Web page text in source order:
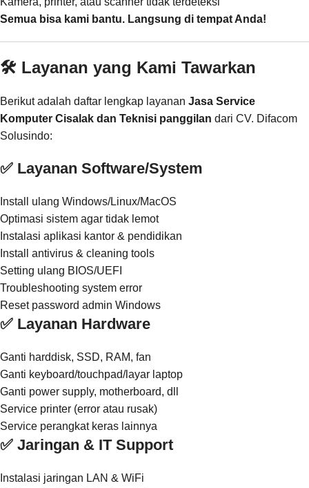
Semua bisa kami bantu. Langsung di tempat Anda!
🛠️ Layanan yang Kami Tawarkan
Berikut adalah daftar lengkap layanan Jasa Service
Komputer Cisalak dan Teknisi panggilan dari CV. Difacom
Solusindo:
✅ Layanan Software/System
Install ulang Windows/Linux/MacOS
Optimasi sistem agar tidak lemot
Instalasi aplikasi kantor & pendidikan
Install antivirus & cleaning tools
Setting ulang BIOS/UEFI
Troubleshooting system error
Reset password admin Windows
✅ Layanan Hardware
Ganti harddisk, SSD, RAM, fan
Ganti keyboard/touchpad/layar laptop
Ganti power supply, motherboard, dll
Service printer (error atau rusak)
Service perangkat keras lainnya
✅ Jaringan & IT Support
Instalasi jaringan LAN & WiFi